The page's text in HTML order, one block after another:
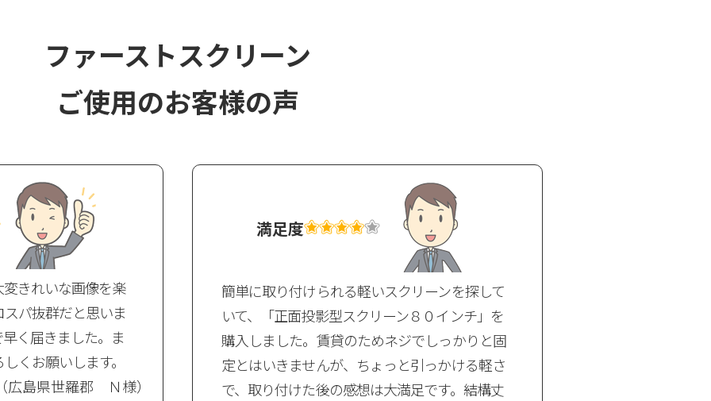
ファーストスクリーン
ご使用のお客様の声
きれいな画像を楽
パ抜群だと思いま
く届きました。ま
くお願いします。
広島県世羅郡 Ｎ様）
満足度
簡単に取り付けられる軽いスクリーンを探して
いて、「正面投影型スクリーン８０インチ」を
購入しました。賃貸のためネジでしっかりと固
定とはいきませんが、ちょっと引っかける軽さ
で、取り付けた後の感想は大満足です。結構丈